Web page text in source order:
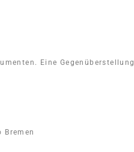
Eine Gegenüberstellung